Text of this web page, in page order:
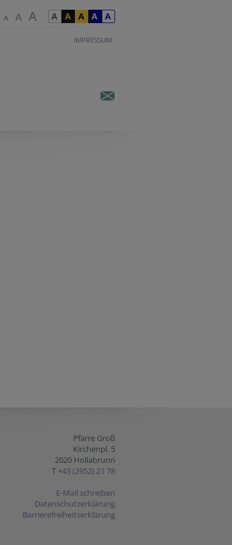
IMPRESSUM
Pfarre Groß
Kirchenpl. 5
2020 Hollabrunn
T +43 (2952) 21 78
E-Mail schreiben
Datenschutzerklärung
Barrierefreiheitserklärung